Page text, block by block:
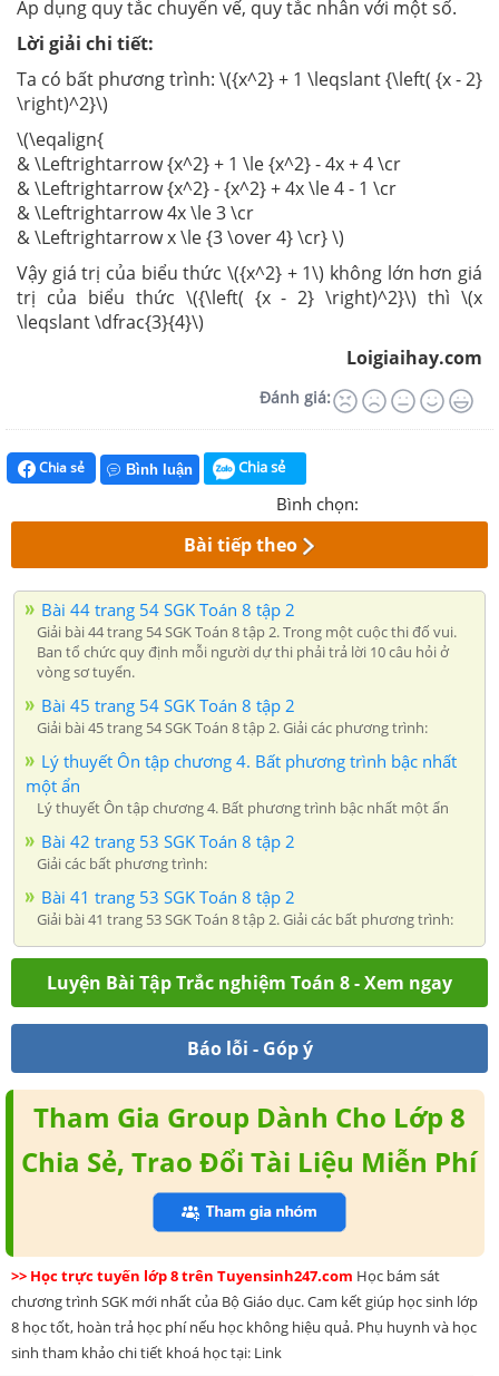
Áp dụng quy tắc chuyển vế, quy tắc nhân với một số.
Lời giải chi tiết:
Ta có bất phương trình: \({x^2} + 1 \leqslant {\left( {x - 2}
\right)^2}\)
\(\eqalign{
& \Leftrightarrow {x^2} + 1 \le {x^2} - 4x + 4 \cr
& \Leftrightarrow {x^2} - {x^2} + 4x \le 4 - 1 \cr
& \Leftrightarrow 4x \le 3 \cr
& \Leftrightarrow x \le {3 \over 4} \cr} \)
Vậy giá trị của biểu thức \({x^2} + 1\) không lớn hơn giá
trị của biểu thức \({\left( {x - 2} \right)^2}\) thì \(x
\leqslant \dfrac{3}{4}\)
Loigiaihay.com
Đánh giá:
Chia sẻ Bình luận Chia sẻ
Bình chọn:
Bài tiếp theo
Bài 44 trang 54 SGK Toán 8 tập 2
Giải bài 44 trang 54 SGK Toán 8 tập 2. Trong một cuộc thi đố vui.
Ban tổ chức quy định mỗi người dự thi phải trả lời 10 câu hỏi ở
vòng sơ tuyển.
Bài 45 trang 54 SGK Toán 8 tập 2
Giải bài 45 trang 54 SGK Toán 8 tập 2. Giải các phương trình:
Lý thuyết Ôn tập chương 4. Bất phương trình bậc nhất
một ẩn
Lý thuyết Ôn tập chương 4. Bất phương trình bậc nhất một ẩn
Bài 42 trang 53 SGK Toán 8 tập 2
Giải các bất phương trình:
Bài 41 trang 53 SGK Toán 8 tập 2
Giải bài 41 trang 53 SGK Toán 8 tập 2. Giải các bất phương trình:
Luyện Bài Tập Trắc nghiệm Toán 8 - Xem ngay
Báo lỗi - Góp ý
Tham Gia Group Dành Cho Lớp 8
Chia Sẻ, Trao Đổi Tài Liệu Miễn Phí
>> Học trực tuyến lớp 8 trên Tuyensinh247.com Học bám sát
chương trình SGK mới nhất của Bộ Giáo dục. Cam kết giúp học sinh lớp
8 học tốt, hoàn trả học phí nếu học không hiệu quả. Phụ huynh và học
sinh tham khảo chi tiết khoá học tại: Link